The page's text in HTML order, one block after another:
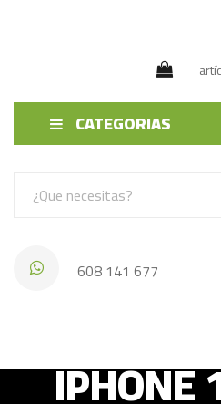
CATEGORIAS
608 141 677
IPHONE